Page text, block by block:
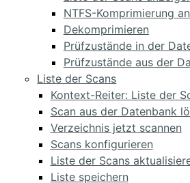
NTFS-Komprimierung
Dekomprimieren
Prüfzustände in der
Prüfzustände aus der
Liste der Scans
Kontext-Reiter: Liste der
Scan aus der Datenbank
Verzeichnis jetzt scannen
Scans konfigurieren
Liste der Scans
Liste speichern